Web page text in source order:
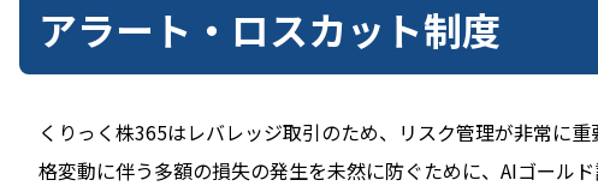
アラート・ロスカット制度
くりっく株365はレバレッジ取引のため、リスク管理が非常に
格変動に伴う多額の損失の発生を未然に防ぐために、AIゴール